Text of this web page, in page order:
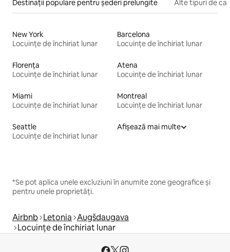
Destinații populare pentru șederi prelungite Alte tipuri de
New York
Locuințe de închiriat lunar
Barcelona
Locuințe de închiriat lunar
Florența
Locuințe de închiriat lunar
Atena
Locuințe de închiriat lunar
Miami
Locuințe de închiriat lunar
Montreal
Locuințe de închiriat lunar
Seattle
Locuințe de închiriat lunar
Afișează mai multe
*Se pot aplica unele excluziuni în anumite zone geografice și
pentru unele proprietăți.
Airbnb Letonia Augšdaugava
Locuințe de închiriat lunar